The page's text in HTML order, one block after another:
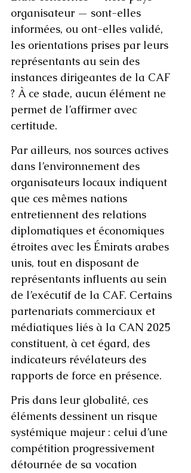
organisateur — sont-elles
informées, ou ont-elles validé,
les orientations prises par leurs
représentants au sein des
instances dirigeantes de la CAF
? À ce stade, aucun élément ne
permet de l’affirmer avec
certitude.
Par ailleurs, nos sources actives
dans l’environnement des
organisateurs locaux indiquent
que ces mêmes nations
entretiennent des relations
diplomatiques et économiques
étroites avec les Émirats arabes
unis, tout en disposant de
représentants influents au sein
de l’exécutif de la CAF. Certains
partenariats commerciaux et
médiatiques liés à la CAN 2025
constituent, à cet égard, des
indicateurs révélateurs des
rapports de force en présence.
Pris dans leur globalité, ces
éléments dessinent un risque
systémique majeur : celui d’une
compétition progressivement
détournée de sa vocation